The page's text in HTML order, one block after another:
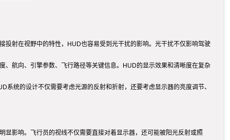
射在视野中的特性，HUD也容易受到光干扰的影响。光干扰不仅影响驾驶
航向、引擎参数、飞行路径等关键信息。HUD的显示效果和清晰度在复杂
统的设计不仅需要考虑光源的反射和折射，还要考虑显示器的亮度调节、
影响。飞行员的视线不仅需要直接对着显示器，还可能被阳光反射或照